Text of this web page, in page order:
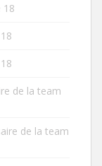
18
de la team
de la team